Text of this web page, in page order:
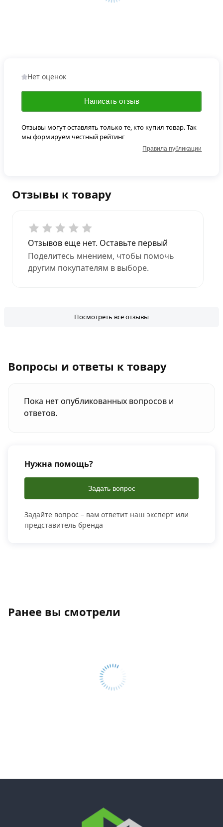
Отзывы к товару
Отзывов еще нет. Оставьте первый
Поделитесь мнением, чтобы помочь
другим покупателям в выборе.
Посмотреть все отзывы
Нет оценок
Написать отзыв
Отзывы могут оставлять только те, кто купил товар. Так
мы формируем честный рейтинг
Правила публикации
Вопросы и ответы к товару
Пока нет опубликованных вопросов и
ответов.
Нужна помощь?
Задать вопрос
Задайте вопрос – вам ответит наш эксперт или
представитель бренда
Ранее вы смотрели